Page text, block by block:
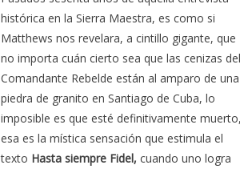
histórica en la Sierra Maestra, es como si
Matthews nos revelara, a cintillo gigante, que
no importa cuán cierto sea que las cenizas del
Comandante Rebelde están al amparo de una
piedra de granito en Santiago de Cuba, lo
imposible es que esté definitivamente muerto,
esa es la mística sensación que estimula el
texto Hasta siempre Fidel, cuando uno logra